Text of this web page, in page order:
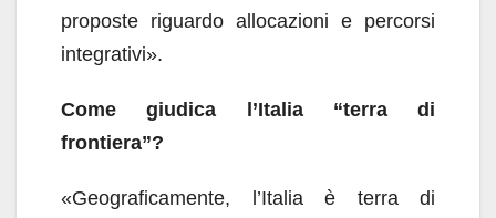
proposte riguardo allocazioni e percorsi
integrativi».
Come giudica l’Italia “terra di
frontiera”?
«Geograficamente, l’Italia è terra di